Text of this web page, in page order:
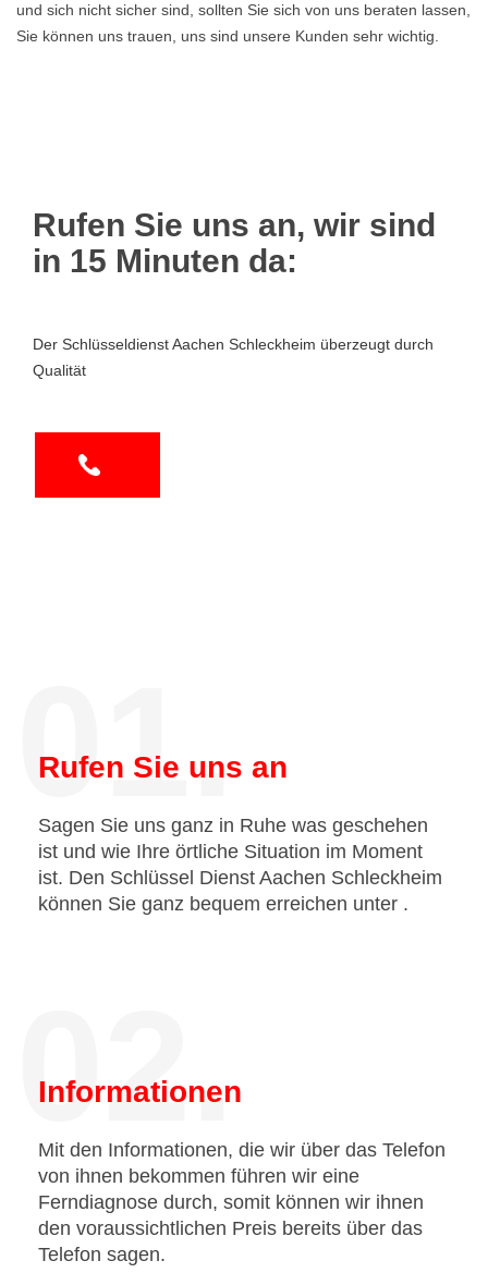
und sich nicht sicher sind, sollten Sie sich von uns beraten lassen,
Sie können uns trauen, uns sind unsere Kunden sehr wichtig.
Rufen Sie uns an, wir sind
in 15 Minuten da:
Der Schlüsseldienst Aachen Schleckheim überzeugt durch
Qualität
01.
Rufen Sie uns an
Sagen Sie uns ganz in Ruhe was geschehen
ist und wie Ihre örtliche Situation im Moment
ist. Den Schlüssel Dienst Aachen Schleckheim
können Sie ganz bequem erreichen unter .
02.
Informationen
Mit den Informationen, die wir über das Telefon
von ihnen bekommen führen wir eine
Ferndiagnose durch, somit können wir ihnen
den voraussichtlichen Preis bereits über das
Telefon sagen.